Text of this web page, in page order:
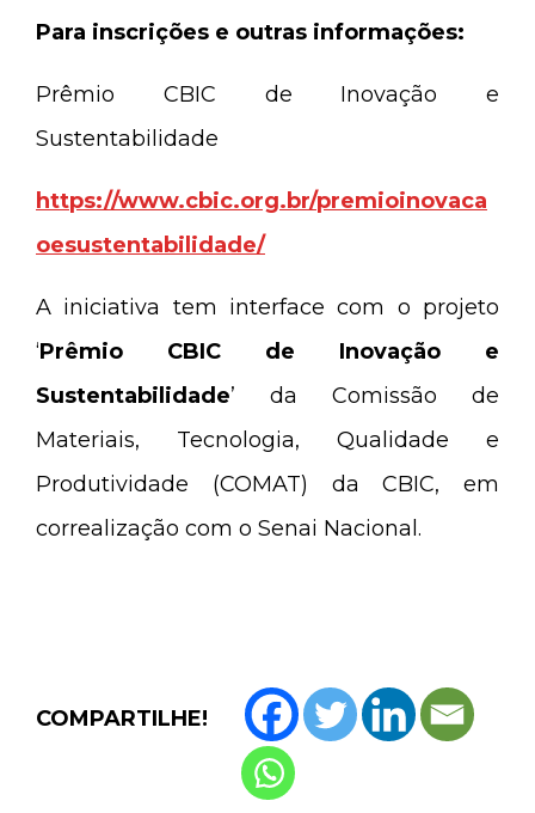
Para inscrições e outras informações:
Prêmio CBIC de Inovação e
Sustentabilidade
https://www.cbic.org.br/premioinovaca
oesustentabilidade/
A iniciativa tem interface com o projeto
‘Prêmio CBIC de Inovação e
Sustentabilidade’ da Comissão de
Materiais, Tecnologia, Qualidade e
Produtividade (COMAT) da CBIC, em
correalização com o Senai Nacional.
COMPARTILHE!